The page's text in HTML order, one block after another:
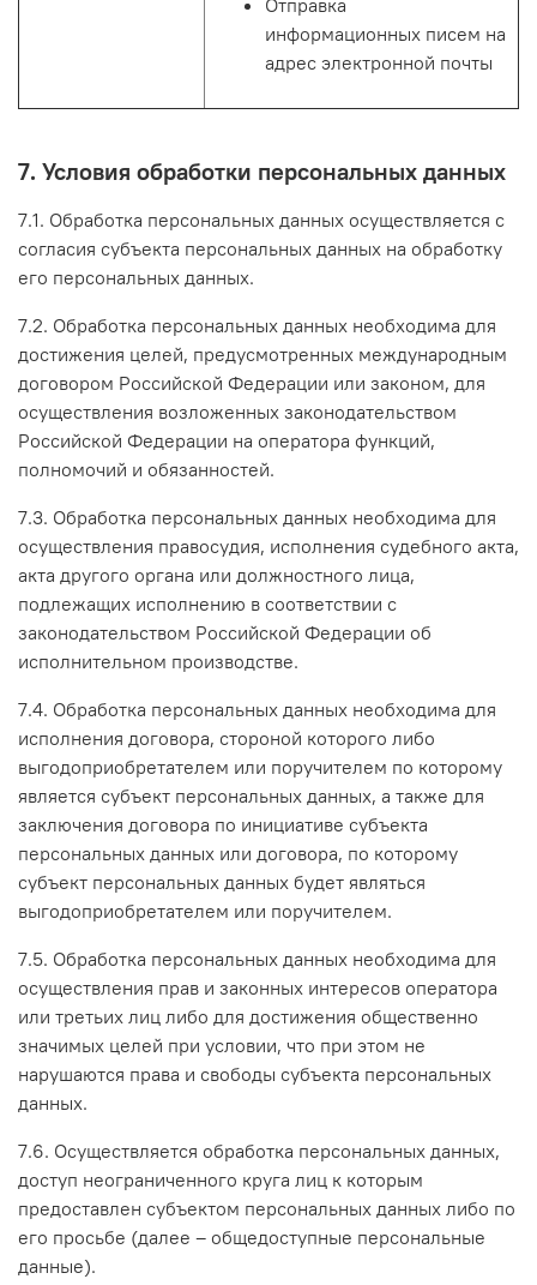
информационных писем на
адрес электронной почты
7. Условия обработки персональных данных
7.1. Обработка персональных данных осуществляется с
согласия субъекта персональных данных на обработку
его персональных данных.
7.2. Обработка персональных данных необходима для
достижения целей, предусмотренных международным
договором Российской Федерации или законом, для
осуществления возложенных законодательством
Российской Федерации на оператора функций,
полномочий и обязанностей.
7.3. Обработка персональных данных необходима для
осуществления правосудия, исполнения судебного акта,
акта другого органа или должностного лица,
подлежащих исполнению в соответствии с
законодательством Российской Федерации об
исполнительном производстве.
7.4. Обработка персональных данных необходима для
исполнения договора, стороной которого либо
выгодоприобретателем или поручителем по которому
является субъект персональных данных, а также для
заключения договора по инициативе субъекта
персональных данных или договора, по которому
субъект персональных данных будет являться
выгодоприобретателем или поручителем.
7.5. Обработка персональных данных необходима для
осуществления прав и законных интересов оператора
или третьих лиц либо для достижения общественно
значимых целей при условии, что при этом не
нарушаются права и свободы субъекта персональных
данных.
7.6. Осуществляется обработка персональных данных,
доступ неограниченного круга лиц к которым
предоставлен субъектом персональных данных либо по
его просьбе (далее – общедоступные персональные
данные).